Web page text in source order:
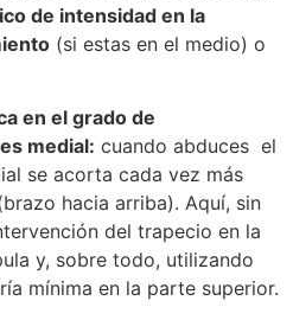
de intensidad en la
(si estas en el medio) o
en el grado de
medial: cuando abduces el
se acorta cada vez más
hacia arriba). Aquí, sin
del trapecio en la
y, sobre todo, utilizando
mínima en la parte superior.